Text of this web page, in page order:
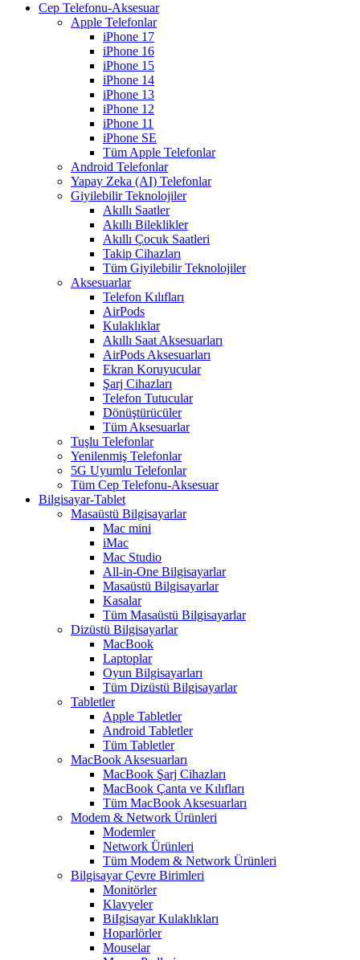
Cep Telefonu-Aksesuar
Apple Telefonlar
iPhone 17
iPhone 16
iPhone 15
iPhone 14
iPhone 13
iPhone 12
iPhone 11
iPhone SE
Tüm Apple Telefonlar
Android Telefonlar
Yapay Zeka (AI) Telefonlar
Giyilebilir Teknolojiler
Akıllı Saatler
Akıllı Bileklikler
Akıllı Çocuk Saatleri
Takip Cihazları
Tüm Giyilebilir Teknolojiler
Aksesuarlar
Telefon Kılıfları
AirPods
Kulaklıklar
Akıllı Saat Aksesuarları
AirPods Aksesuarları
Ekran Koruyucular
Şarj Cihazları
Telefon Tutucular
Dönüştürücüler
Tüm Aksesuarlar
Tuşlu Telefonlar
Yenilenmiş Telefonlar
5G Uyumlu Telefonlar
Tüm Cep Telefonu-Aksesuar
Bilgisayar-Tablet
Masaüstü Bilgisayarlar
Mac mini
iMac
Mac Studio
All-in-One Bilgisayarlar
Masaüstü Bilgisayarlar
Kasalar
Tüm Masaüstü Bilgisayarlar
Dizüstü Bilgisayarlar
MacBook
Laptoplar
Oyun Bilgisayarları
Tüm Dizüstü Bilgisayarlar
Tabletler
Apple Tabletler
Android Tabletler
Tüm Tabletler
MacBook Aksesuarları
MacBook Şarj Cihazları
MacBook Çanta ve Kılıfları
Tüm MacBook Aksesuarları
Modem & Network Ürünleri
Modemler
Network Ürünleri
Tüm Modem & Network Ürünleri
Bilgisayar Çevre Birimleri
Monitörler
Klavyeler
BiIgisayar Kulaklıkları
Hoparlörler
Mouselar